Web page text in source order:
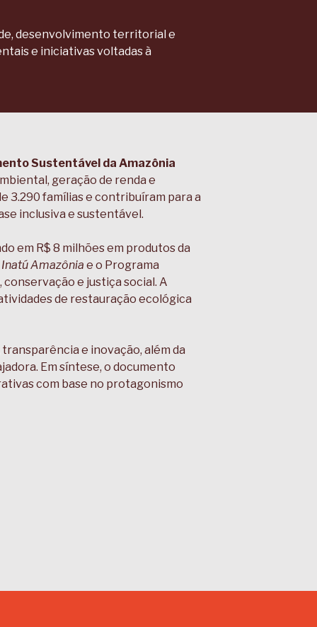
desenvolvimento territorial e
e iniciativas voltadas à
Sustentável da Amazônia
geração de renda e
3.290 famílias e contribuíram para a
inclusiva e sustentável.
em R$ 8 milhões em produtos da
Inatú Amazônia e o Programa
e justiça social. A
de restauração ecológica
e inovação, além da
Em síntese, o documento
com base no protagonismo